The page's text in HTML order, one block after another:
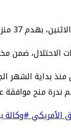
المبارك، بمدينة القدس المحتلة.
الاحتلال، ضمن
منح موافقة
الأمريكي